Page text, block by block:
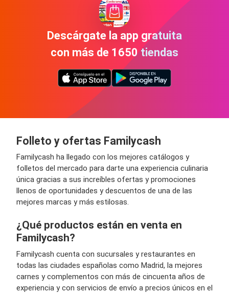
Descárgate la app gratuita
con más de 1650 tiendas
Folleto y ofertas Familycash
Familycash ha llegado con los mejores catálogos y
folletos del mercado para darte una experiencia culinaria
única gracias a sus increíbles ofertas y promociones
llenos de oportunidades y descuentos de una de las
mejores marcas y más estilosas.
¿Qué productos están en venta en
Familycash?
Familycash cuenta con sucursales y restaurantes en
todas las ciudades españolas como Madrid, la mejores
carnes y complementos con más de cincuenta años de
experiencia y con servicios de envío a precios únicos en el